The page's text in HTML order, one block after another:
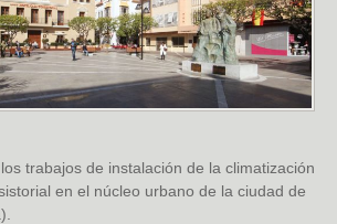
trabajos de instalación de la climatización
en el núcleo urbano de la ciudad de